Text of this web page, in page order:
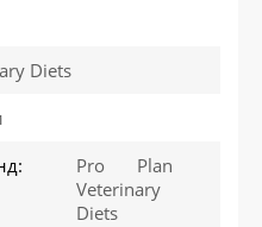
Diets
Pro Plan
Veterinary
Diets